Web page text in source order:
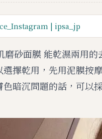
| ipsa_jp
磨砂面膜 能乾濕兩用
選擇乾用，先用泥膜按
暗沉問題的話，可以